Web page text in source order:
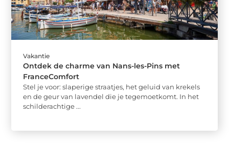
Vakantie
Ontdek de charme van Nans-les-Pins met
FranceComfort
Stel je voor: slaperige straatjes, het geluid van krekels
en de geur van lavendel die je tegemoetkomt. In het
schilderachtige ...